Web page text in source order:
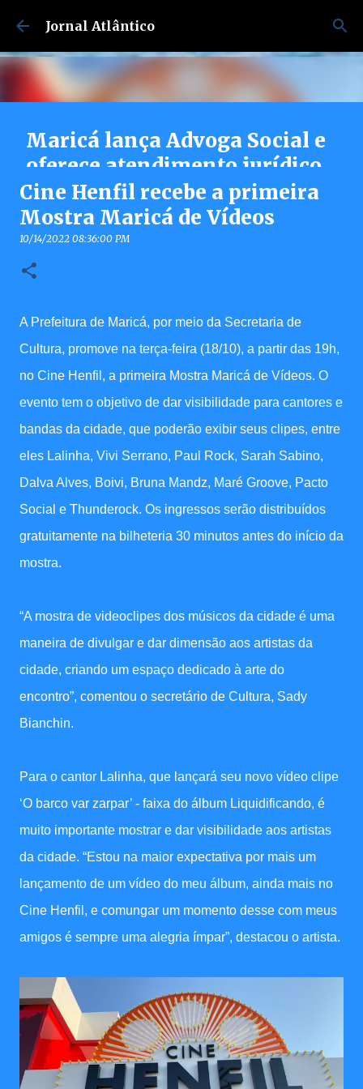
Pular para o conteúdo principal
Jornal Atlântico
Maricá lança Advoga Social e
oferece atendimento jurídico
gratuito e online 24h para
moradores
7/30/2026 04:53:00 PM
Cine Henfil recebe a primeira
Mostra Maricá de Vídeos
10/14/2022 08:36:00 PM
A Prefeitura de Maricá, por meio da Secretaria de
Cultura, promove na terça-feira (18/10), a partir das 19h,
no Cine Henfil, a primeira Mostra Maricá de Vídeos. O
evento tem o objetivo de dar visibilidade para cantores e
bandas da cidade, que poderão exibir seus clipes, entre
eles Lalinha, Vivi Serrano, Paul Rock, Sarah Sabino,
Dalva Alves, Boivi, Bruna Mandz, Maré Groove, Pacto
Social e Thunderock. Os ingressos serão distribuídos
gratuitamente na bilheteria 30 minutos antes do início da
mostra.
“A mostra de videoclipes dos músicos da cidade é uma
maneira de divulgar e dar dimensão aos artistas da
cidade, criando um espaço dedicado à arte do
encontro”, comentou o secretário de Cultura, Sady
Bianchin.
Para o cantor Lalinha, que lançará seu novo vídeo clipe
‘O barco var zarpar’ - faixa do álbum Liquidificando, é
muito importante mostrar e dar visibilidade aos artistas
da cidade. “Estou na maior expectativa por mais um
lançamento de um vídeo do meu álbum, ainda mais no
Cine Henfil, e comungar um momento desse com meus
amigos é sempre uma alegria ímpar”, destacou o artista.